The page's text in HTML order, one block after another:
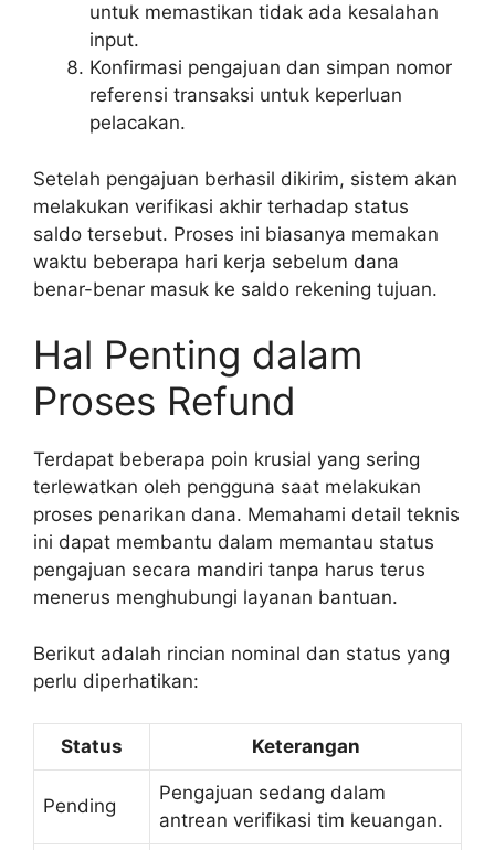
untuk memastikan tidak ada kesalahan
input.
Konfirmasi pengajuan dan simpan nomor
referensi transaksi untuk keperluan
pelacakan.
Setelah pengajuan berhasil dikirim, sistem akan
melakukan verifikasi akhir terhadap status
saldo tersebut. Proses ini biasanya memakan
waktu beberapa hari kerja sebelum dana
benar-benar masuk ke saldo rekening tujuan.
Hal Penting dalam
Proses Refund
Terdapat beberapa poin krusial yang sering
terlewatkan oleh pengguna saat melakukan
proses penarikan dana. Memahami detail teknis
ini dapat membantu dalam memantau status
pengajuan secara mandiri tanpa harus terus
menerus menghubungi layanan bantuan.
Berikut adalah rincian nominal dan status yang
perlu diperhatikan:
Status Keterangan
Pending
Pengajuan sedang dalam
antrean verifikasi tim keuangan.